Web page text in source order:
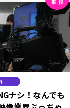
ナシ！なんでも